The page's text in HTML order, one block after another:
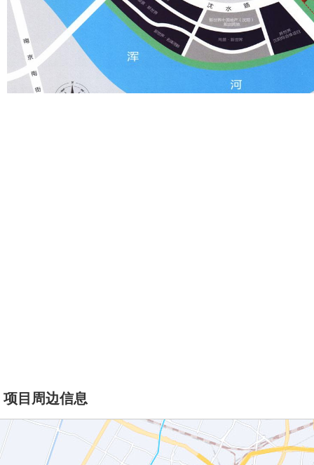
项目周边信息